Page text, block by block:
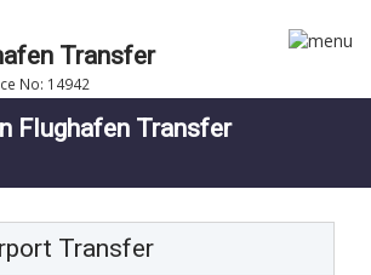
Transfer
No: 14942
Flughafen Transfer
Transfer